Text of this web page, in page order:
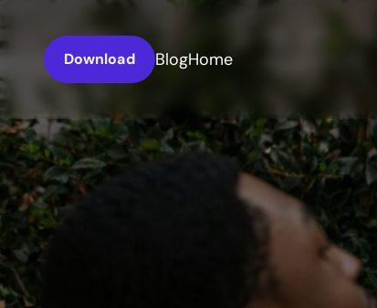
Home
Blog
Download